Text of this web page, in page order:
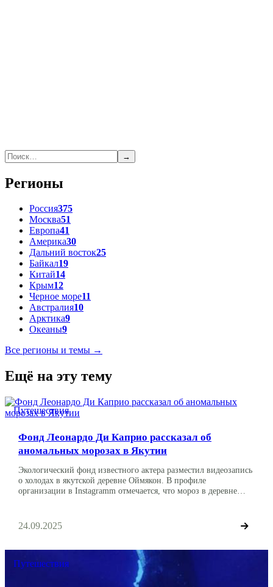
→
Регионы
Россия375
Москва51
Европа41
Америка30
Дальний восток25
Байкал19
Китай14
Крым12
Черное море11
Австралия10
Арктика9
Океаны9
Все регионы и темы →
Ещё на эту тему
Путешествия
Фонд Леонардо Ди Каприо рассказал об
аномальных морозах в Якутии
Экологический фонд известного актера разместил видеозапись
о холодах в якутской деревне Оймякон. В профиле
организации в Instagramm отмечается, что мороз в деревне
планеты, в которой живут люди. Авторы публикации
указывают, что такие температуры могут […]
24.09.2025
Путешествия